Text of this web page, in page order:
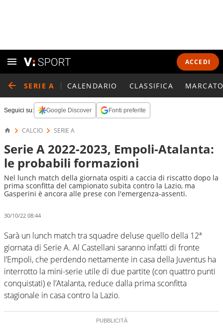
ACCEDI
SERIE A CALENDARIO CLASSIFICA
Seguici su: Google Discover Fonti preferite
CALCIO SERIE A
Serie A 2022-2023, Empoli-Atalanta:
le probabili formazioni
Nel lunch match della giornata ospiti a caccia di riscatto dopo la
prima sconfitta del campionato subita contro la Lazio, ma
Gasperini è ancora alle prese con l'emergenza-assenti.
30/10/22 08:44
Sarà un lunch match tra squadre deluse quello della 12ª
giornata di Serie A. Al Castellani saranno infatti di fronte
l’Empoli, che perdendo nettamente in casa della Juventus ha
interrotto la mini-serie utile di due partite (con quattro punti
conquistati) e l’Atalanta, reduce dalla prima sconfitta
stagionale in casa contro la Lazio.